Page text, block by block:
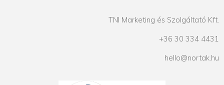
TNI Marketing és Szolgáltató Kft.
+36 30 334 4431
hello@nortak.hu